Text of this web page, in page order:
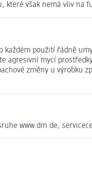
které však nemá vliv na
každém použití řádně
agresivní mycí
změny u výrobku
www.dm.de,